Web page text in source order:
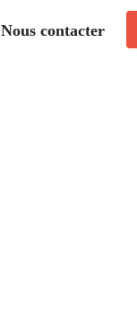
Nous contacter